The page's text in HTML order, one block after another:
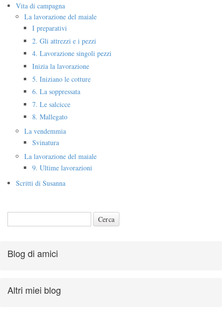
Vita di campagna
La lavorazione del maiale
I preparativi
2. Gli attrezzi e i pezzi
4. Lavorazione singoli pezzi
Inizia la lavorazione
5. Iniziano le cotture
6. La soppressata
7. Le salcicce
8. Mallegato
La vendemmia
Svinatura
La lavorazione del maiale
9. Ultime lavorazioni
Scritti di Susanna
Blog di amici
Altri miei blog